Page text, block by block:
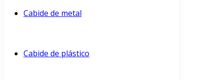
Cabide de metal
Cabide de plástico